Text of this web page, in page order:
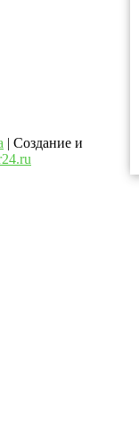
| Создание и